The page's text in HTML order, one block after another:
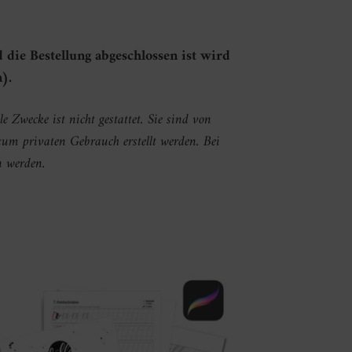
Bestellung abgeschlossen ist wird
ist nicht gestattet. Sie sind von
privaten Gebrauch erstellt werden. Bei